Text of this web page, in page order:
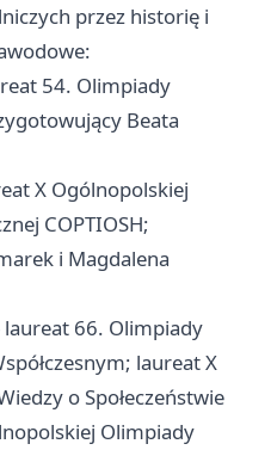
przez historię i
54. Olimpiady
Beata
X Ogólnopolskiej
COPTIOSH;
i Magdalena
laureat 66. Olimpiady
laureat X
o Społeczeństwie
Olimpiady